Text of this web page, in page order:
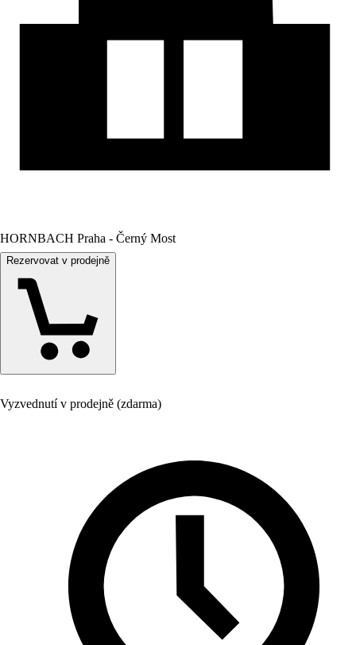
HORNBACH Praha - Černý Most
Rezervovat v prodejně
Vyzvednutí v prodejně (zdarma)